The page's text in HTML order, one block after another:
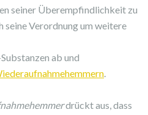
seiner Überempfindlichkeit zu
seine Verordnung um weitere
ab und
drückt aus, dass